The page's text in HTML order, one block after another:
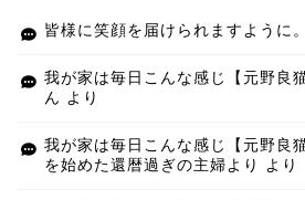
皆様に笑顔を届けられますように。
我が家は毎日こんな感じ【元野良
ん より
我が家は毎日こんな感じ【元野良
を始めた還暦過ぎの主婦より
より